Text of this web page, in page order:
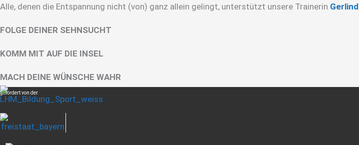
Alle, denen die Entspannung nicht (von) ganz allein gelingt, unterstützt unsere Trainerin
FOLGE DEINER SEHNSUCHT
KOMM MIT AUF DIE INSEL
MACH DEINE WÜNSCHE WAHR
gefördert von der